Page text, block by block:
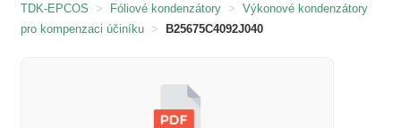
TDK-EPCOS > Fóliové kondenzátory > Výkonové kondenzátory
pro kompenzaci účiníku > B25675C4092J040